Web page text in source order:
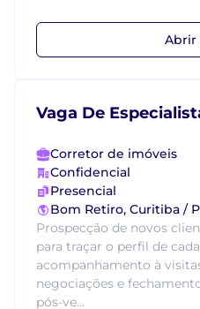
Abrir
Vaga De
Corretor de imóveis
Confidencial
Presencial
Bom Retiro, Curitiba /
Prospecção de novos
para traçar o perfil de
acompanhamento à
negociações e
pós-ve...